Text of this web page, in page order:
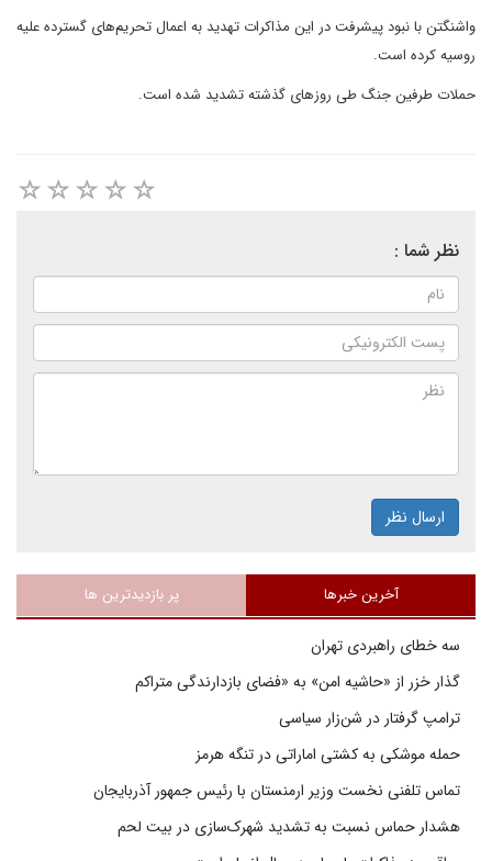
واشنگتن با نبود پیشرفت در این مذاکرات تهدید به اعمال تحریم‌های گسترده علیه
روسیه کرده است.
حملات طرفین جنگ طی روزهای گذشته تشدید شده است.
نظر شما :
ارسال نظر
آخرین خبرها پر بازدیدترین ها
سه خطای راهبردی تهران
گذار خزر از «حاشیه امن» به «فضای بازدارندگی متراکم
ترامپ گرفتار در شن‌زار سیاسی
حمله موشکی به کشتی اماراتی در تنگه هرمز
تماس تلفنی نخست وزیر ارمنستان با رئیس جمهور آذربایجان
هشدار حماس نسبت به تشدید شهرک‌سازی در بیت‌ لحم